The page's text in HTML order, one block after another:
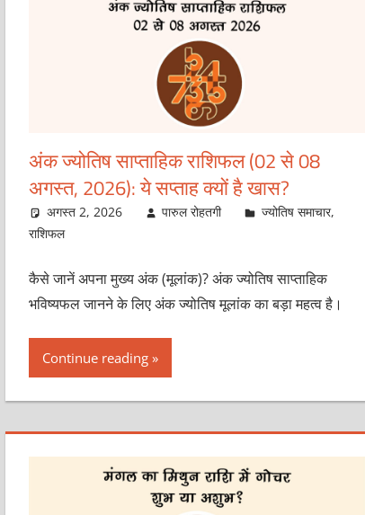
अंक ज्योतिष साप्ताहिक राशिफल (02 से 08
अगस्त, 2026): ये सप्ताह क्यों है खास?
अगस्त 2, 2026 पारुल रोहतगी ज्योतिष समाचार,
राशिफल
कैसे जानें अपना मुख्य अंक (मूलांक)? अंक ज्योतिष साप्ताहिक
भविष्यफल जानने के लिए अंक ज्योतिष मूलांक का बड़ा महत्व है।
Continue reading